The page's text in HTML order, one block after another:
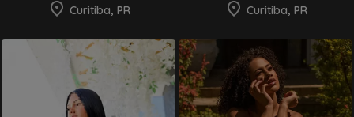
Curitiba, PR Curitiba, PR